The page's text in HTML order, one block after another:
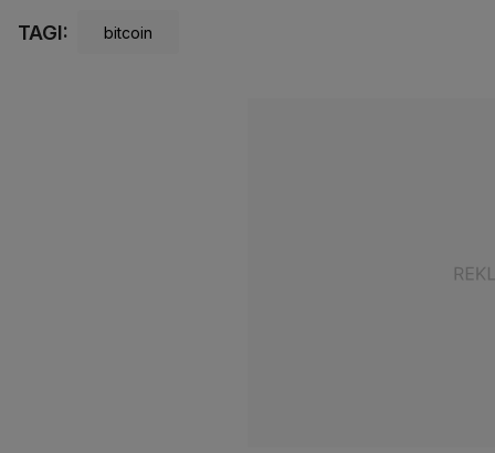
TAGI: bitcoin